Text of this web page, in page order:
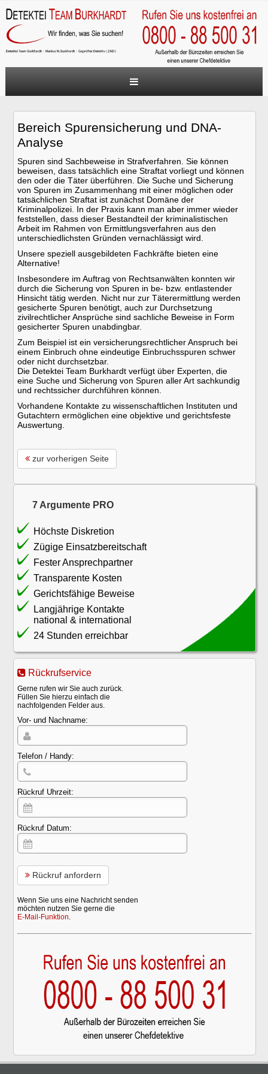
Ihre Vorteile
ZAD
Unternehmen
Privatpersonen
Häufig gestellte Fragen (FAQ)
Kontakt
Bereich Spurensicherung und DNA-
Analyse
Spuren sind Sachbeweise in Strafverfahren. Sie können
beweisen, dass tatsächlich eine Straftat vorliegt und können
den oder die Täter überführen. Die Suche und Sicherung
von Spuren im Zusammenhang mit einer möglichen oder
tatsächlichen Straftat ist zunächst Domäne der
Kriminalpolizei. In der Praxis kann man aber immer wieder
feststellen, dass dieser Bestandteil der kriminalistischen
Arbeit im Rahmen von Ermittlungsverfahren aus den
unterschiedlichsten Gründen vernachlässigt wird.
Unsere speziell ausgebildeten Fachkräfte bieten eine
Alternative!
Insbesondere im Auftrag von Rechtsanwälten konnten wir
durch die Sicherung von Spuren in be- bzw. entlastender
Hinsicht tätig werden. Nicht nur zur Täterermittlung werden
gesicherte Spuren benötigt, auch zur Durchsetzung
zivilrechtlicher Ansprüche sind sachliche Beweise in Form
gesicherter Spuren unabdingbar.
Zum Beispiel ist ein versicherungsrechtlicher Anspruch bei
einem Einbruch ohne eindeutige Einbruchsspuren schwer
oder nicht durchsetzbar.
Die Detektei Team Burkhardt verfügt über Experten, die
eine Suche und Sicherung von Spuren aller Art sachkundig
und rechtssicher durchführen können.
Vorhandene Kontakte zu wissenschaftlichen Instituten und
Gutachtern ermöglichen eine objektive und gerichtsfeste
Auswertung.
zur vorherigen Seite
7 Argumente PRO
Höchste Diskretion
Zügige Einsatzbereitschaft
Fester Ansprechpartner
Transparente Kosten
Gerichtsfähige Beweise
Langjährige Kontakte
national & international
24 Stunden erreichbar
Rückrufservice
Gerne rufen wir Sie auch zurück.
Füllen Sie hierzu einfach die
nachfolgenden Felder aus.
Vor- und Nachname:
Telefon / Handy:
Rückruf Uhrzeit:
Rückruf Datum:
Rückruf anfordern
Wenn Sie uns eine Nachricht senden
möchten nutzen Sie gerne die
E-Mail-Funktion